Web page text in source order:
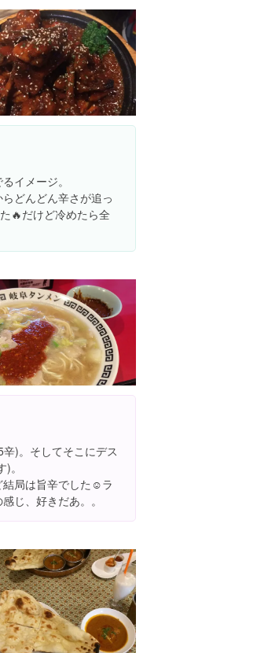
イメージ。
どんどん辛さが追っ
🔥だけど冷めたら全
)。そしてそこにデス
。
結局は旨辛でした☺️ラ
じ、好きだあ。。